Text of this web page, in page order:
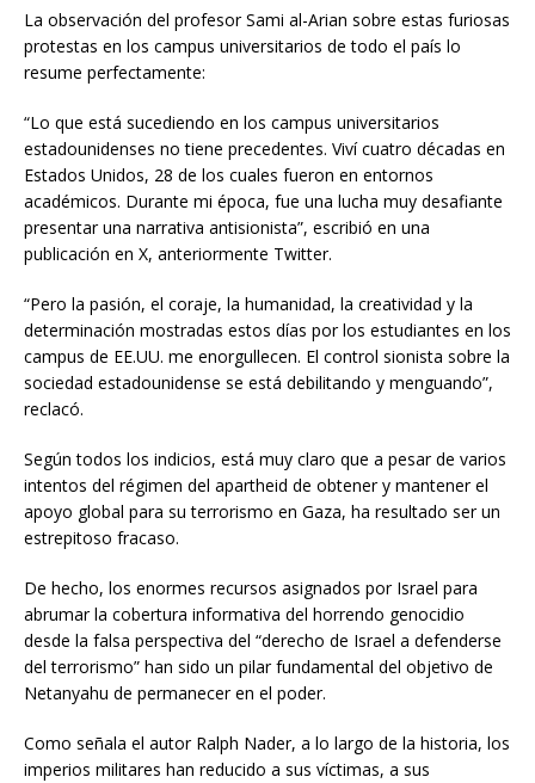
La observación del profesor Sami al-Arian sobre estas furiosas
protestas en los campus universitarios de todo el país lo
resume perfectamente:
“Lo que está sucediendo en los campus universitarios
estadounidenses no tiene precedentes. Viví cuatro décadas en
Estados Unidos, 28 de los cuales fueron en entornos
académicos. Durante mi época, fue una lucha muy desafiante
presentar una narrativa antisionista”, escribió en una
publicación en X, anteriormente Twitter.
“Pero la pasión, el coraje, la humanidad, la creatividad y la
determinación mostradas estos días por los estudiantes en los
campus de EE.UU. me enorgullecen. El control sionista sobre la
sociedad estadounidense se está debilitando y menguando”,
reclacó.
Según todos los indicios, está muy claro que a pesar de varios
intentos del régimen del apartheid de obtener y mantener el
apoyo global para su terrorismo en Gaza, ha resultado ser un
estrepitoso fracaso.
De hecho, los enormes recursos asignados por Israel para
abrumar la cobertura informativa del horrendo genocidio
desde la falsa perspectiva del “derecho de Israel a defenderse
del terrorismo” han sido un pilar fundamental del objetivo de
Netanyahu de permanecer en el poder.
Como señala el autor Ralph Nader, a lo largo de la historia, los
imperios militares han reducido a sus víctimas, a sus